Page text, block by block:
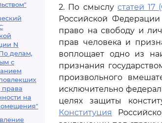
N
делам,
с
права
на
2. По смыслу статей 17
Российской
право на свободу и
прав человека и
воплощает одно из
признания
произвольного
исключительно
целях защиты
Конституция